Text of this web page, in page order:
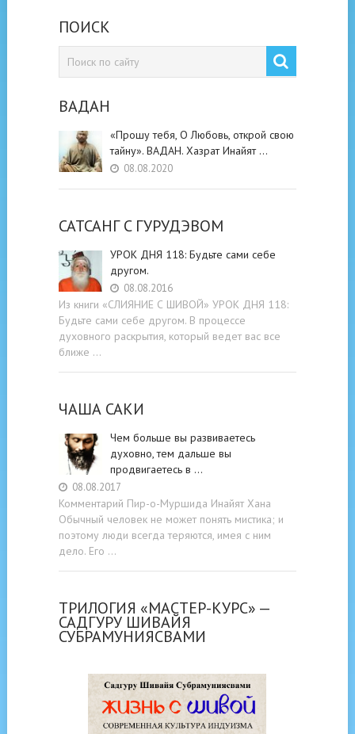
ПОИСК
ВАДАН
«Прошу тебя, О Любовь, открой свою
тайну». ВАДАН. Хазрат Инайят …
08.08.2020
САТСАНГ C ГУРУДЭВОМ
УРОК ДНЯ 118: Будьте cами cебе
другом.
08.08.2016
Из книги «СЛИЯНИЕ С ШИВОЙ» УРОК ДНЯ 118:
Будьте cами cебе другом. В процессе
духовного раскрытия, который ведет вас все
ближе …
ЧАША САКИ
Чем больше вы развиваетесь
духовно, тем дальше вы
продвигаетесь в …
08.08.2017
Комментарий Пир-о-Муршида Инайят Хана
Обычный человек не может понять мистика; и
поэтому люди всегда теряются, имея с ним
дело. Его …
ТРИЛОГИЯ «МАСТЕР-КУРС» —
САДГУРУ ШИВАЙЯ
СУБРАМУНИЯСВАМИ